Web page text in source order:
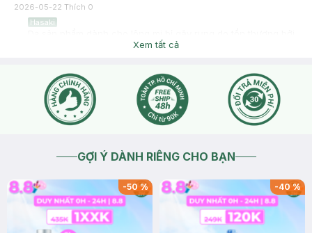
2026-05-22 Thích 0
Hasaki
các yếu tố như: Khí hậu, thời tiết Bấm mi, uốn mi, chuốt
2026-05-22Thích
Xem tất cả
GỢI Ý DÀNH RIÊNG CHO BẠN
-50% -40%